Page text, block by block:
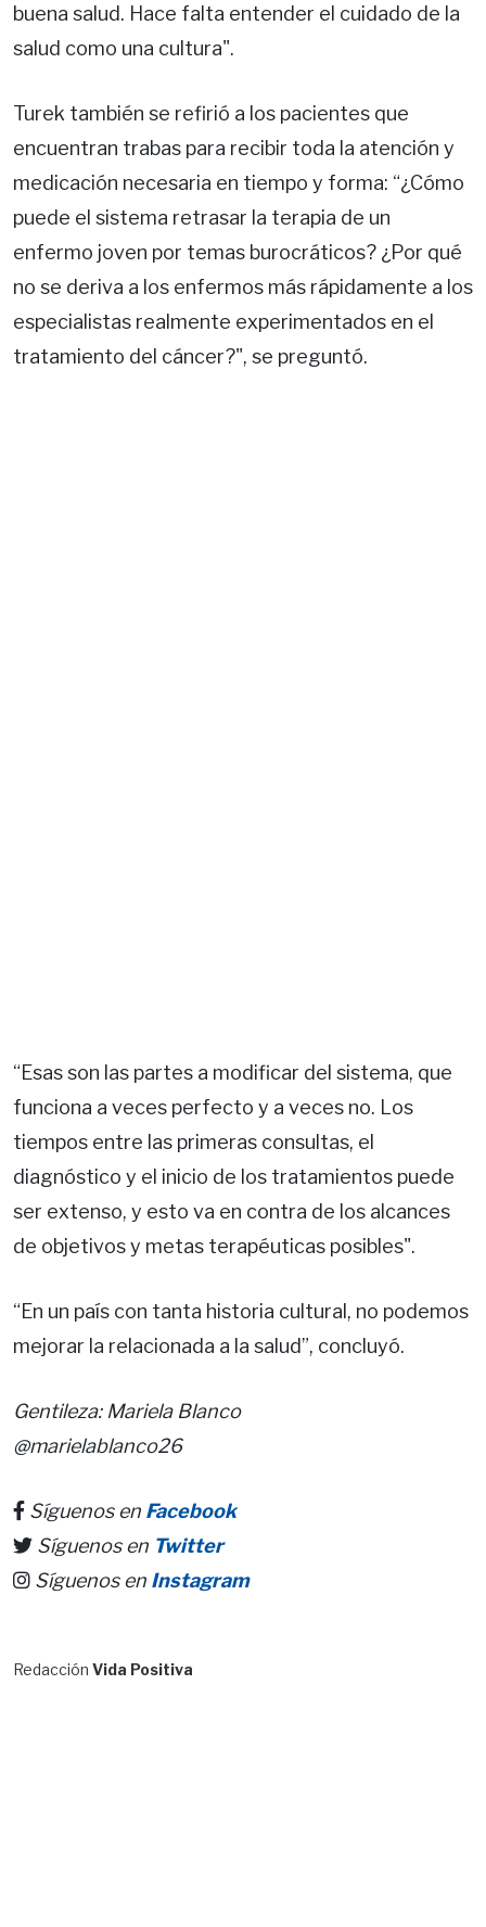
buena salud. Hace falta entender el cuidado de la
salud como una cultura".
Turek también se refirió a los pacientes que
encuentran trabas para recibir toda la atención y
medicación necesaria en tiempo y forma: “¿Cómo
puede el sistema retrasar la terapia de un
enfermo joven por temas burocráticos? ¿Por qué
no se deriva a los enfermos más rápidamente a los
especialistas realmente experimentados en el
tratamiento del cáncer?", se preguntó.
“Esas son las partes a modificar del sistema, que
funciona a veces perfecto y a veces no. Los
tiempos entre las primeras consultas, el
diagnóstico y el inicio de los tratamientos puede
ser extenso, y esto va en contra de los alcances
de objetivos y metas terapéuticas posibles".
“En un país con tanta historia cultural, no podemos
mejorar la relacionada a la salud”, concluyó.
Gentileza: Mariela Blanco
@marielablanco26
Síguenos en Facebook
Síguenos en Twitter
Síguenos en Instagram
Redacción Vida Positiva